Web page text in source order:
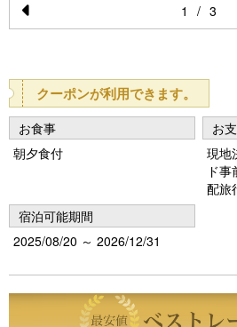
Pr
vi
o
u
s
1 / 3
クーポンが利用できます。
お食事
朝夕食付
お
現地
ド
配旅
宿泊可能期間
2025/08/20 ～ 2026/12/31